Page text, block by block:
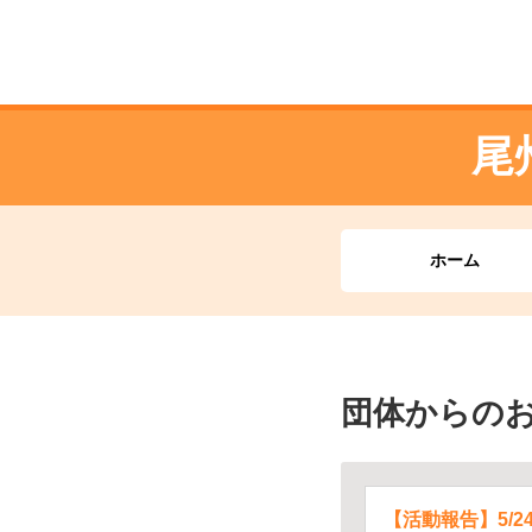
尾
ホーム
団体からの
【活動報告】5/